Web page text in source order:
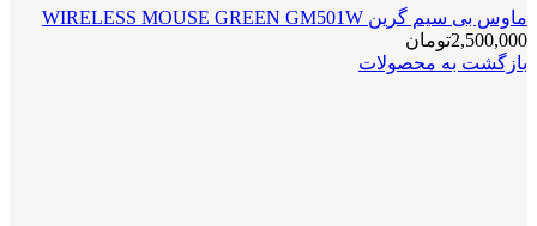
ماوس بی سیم گرین WIRELESS MOUSE GREEN GM501W
2,500,000تومان
بازگشت به محصولات